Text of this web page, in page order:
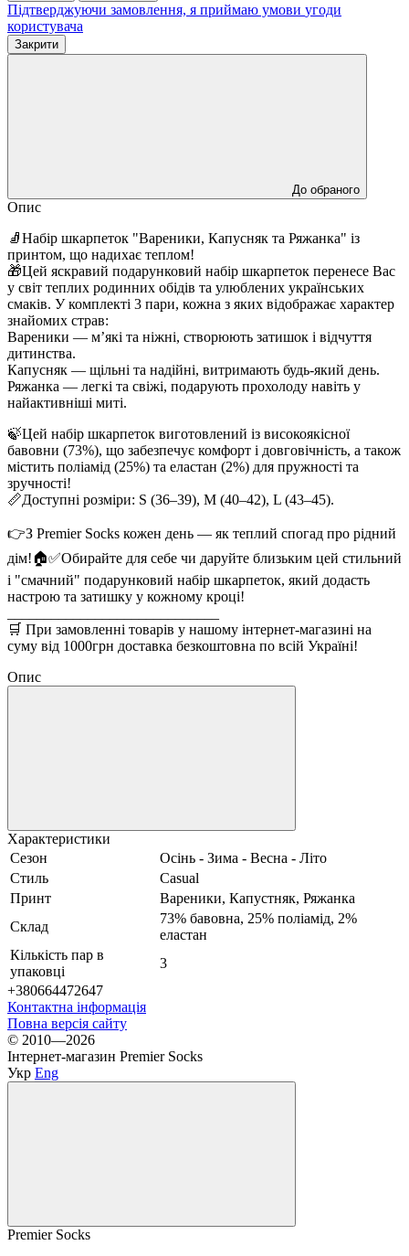
Підтверджуючи замовлення, я приймаю умови угоди
користувача
Закрити
До обраного
Опис
🧦Набір шкарпеток "Вареники, Капусняк та Ряжанка" із
принтом, що надихає теплом!
🎁Цей яскравий подарунковий набір шкарпеток перенесе Вас
у світ теплих родинних обідів та улюблених українських
смаків. У комплекті 3 пари, кожна з яких відображає характер
знайомих страв:
Вареники — м’які та ніжні, створюють затишок і відчуття
дитинства.
Капусняк — щільні та надійні, витримають будь-який день.
Ряжанка — легкі та свіжі, подарують прохолоду навіть у
найактивніші миті.
🍃Цей набір шкарпеток виготовлений із високоякісної
бавовни (73%), що забезпечує комфорт і довговічність, а також
містить поліамід (25%) та еластан (2%) для пружності та
зручності!
📏Доступні розміри: S (36–39), M (40–42), L (43–45).
👉З Premier Socks кожен день — як теплий спогад про рідний
дім!🏠✅Обирайте для себе чи даруйте близьким цей стильний
і "смачний" подарунковий набір шкарпеток, який додасть
настрою та затишку у кожному кроці!
🛒 При замовленні товарів у нашому інтернет-магазині на
суму від 1000грн доставка безкоштовна по всій Україні!
Опис
Характеристики
Сезон
Осінь - Зима - Весна - Літо
Стиль
Casual
Принт
Вареники, Капустняк, Ряжанка
Склад
73% бавовна, 25% поліамід, 2%
еластан
Кількість пар в
упаковці
3
+380664472647
Контактна інформація
Повна версія сайту
© 2010—2026
Інтернет-магазин Premier Socks
Укр Eng
Premier Socks